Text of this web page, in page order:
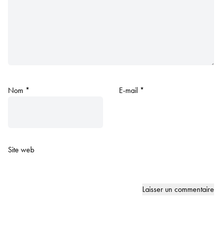
Nom * E-mail *
Site web